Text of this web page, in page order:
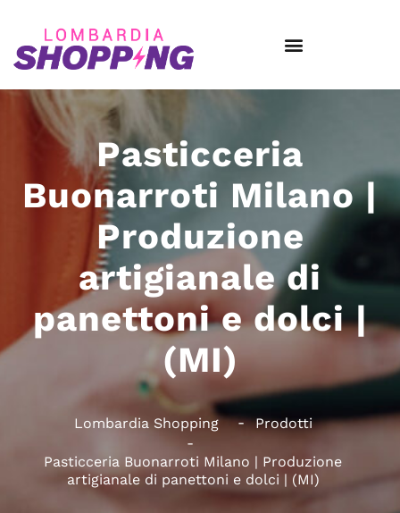
Pasticceria
Buonarroti Milano |
Produzione
artigianale di
panettoni e dolci |
(MI)
Lombardia Shopping Prodotti
Pasticceria Buonarroti Milano | Produzione
artigianale di panettoni e dolci | (MI)